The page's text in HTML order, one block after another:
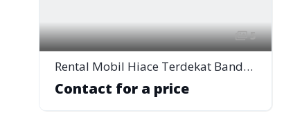
5
Rental Mobil Hiace Terdekat Bandar Lampung
Contact for a price